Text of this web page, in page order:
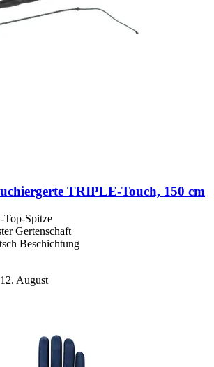
TRIPLE-​Touch, 150 cm
Spitze
Gertenschaft
Beschichtung
August